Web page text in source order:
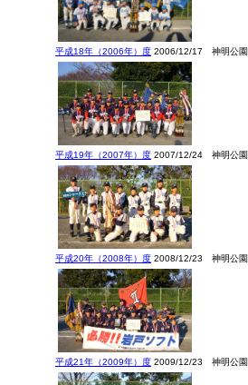
平成18年（2006年）度 2006/12/17 神明公園
平成19年（2007年）度 2007/12/24 神明公園
平成20年（2008年）度 2008/12/23 神明公園
平成21年（2009年）度 2009/12/23 神明公園